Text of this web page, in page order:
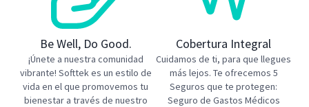
Be Well, Do Good.
¡Únete a nuestra comunidad
vibrante! Softtek es un estilo de
vida en el que promovemos tu
bienestar a través de nuestro
Cobertura Integral
Cuidamos de ti, para que llegues
más lejos. Te ofrecemos 5
Seguros que te protegen:
Seguro de Gastos Médicos